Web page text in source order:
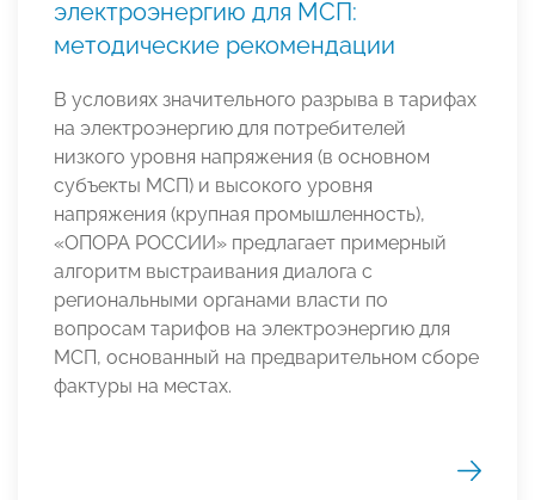
электроэнергию для МСП:
методические рекомендации
В условиях значительного разрыва в тарифах
на электроэнергию для потребителей
низкого уровня напряжения (в основном
субъекты МСП) и высокого уровня
напряжения (крупная промышленность),
«ОПОРА РОССИИ» предлагает примерный
алгоритм выстраивания диалога с
региональными органами власти по
вопросам тарифов на электроэнергию для
МСП, основанный на предварительном сборе
фактуры на местах.